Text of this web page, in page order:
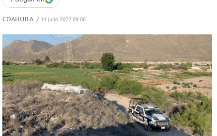
COAHUILA / 14 julio 2022 09:06